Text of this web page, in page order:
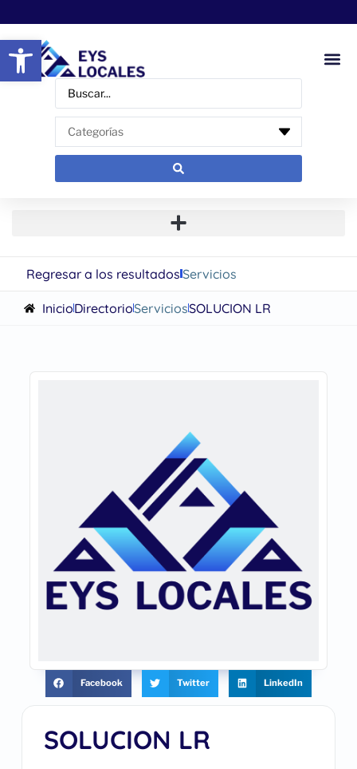
Abrir barra de herramientas
Regresar a los resultadosServicios
InicioDirectorioServiciosSOLUCION LR
SOLUCION LR
Facebook Twitter LinkedIn